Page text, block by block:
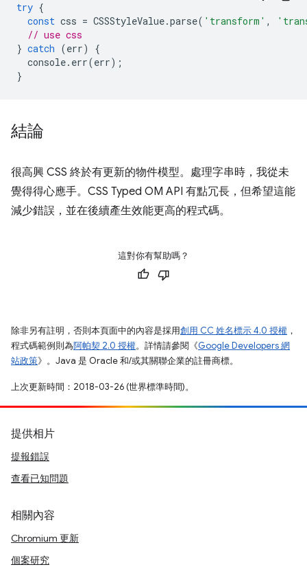
try {
const css = CSSStyleValue.parse( 'transform' ,
// use css
} catch (err)
{
console. err(err);
}
結論
很高興 CSS 終於有更新的物件模型。處理字串時，我從未
覺得得心應手。CSS Typed OM API 有點冗長，但希望這能
減少錯誤，並在後續產生效能更高的程式碼。
這對你有幫助嗎？
除非另有註明，否則本頁面中的內容是採用創用 CC 姓名標示 4.0 授權 ，
程式碼範例則為阿帕契 2.0 授權。詳情請參閱《Google Developers 網
站政策》。Java 是 Oracle 和/或其關聯企業的註冊商標。
上次更新時間：2018-03-26 (世界標準時間)。
提供相片
提報錯誤
查看已知問題
相關內容
Chromium 更新
個案研究